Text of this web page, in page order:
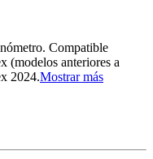
Compatible
(modelos anteriores a
2024.Mostrar más